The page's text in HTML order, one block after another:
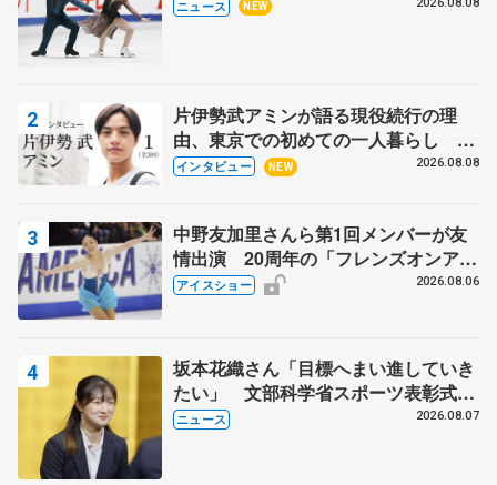
ニュース NEW
片伊勢武アミンが語る現役続行の理
由、東京での初めての一人暮らし 注
目スケーターの「今」に迫る
インタビュー NEW 2026.08.08
中野友加里さんら第1回メンバーが友
情出演 20周年の「フレンズオンアイ
ス」 宮本賢二さん、有川梨絵さん、
アイスショー 2026.08.06
坂本花織さん「目標へまい進していき
たい」 文部科学省スポーツ表彰式で
代表謝辞
ニュース 2026.08.07